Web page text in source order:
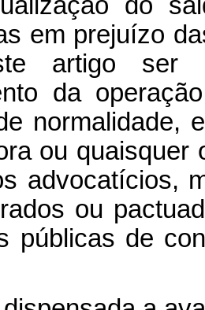
em prejuízo
artigo
da
normalidade,
ou quaisquer
advocatícios,
ou
públicas de